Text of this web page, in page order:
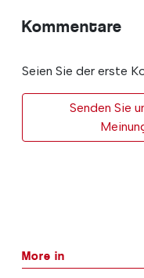
Kommentare
Seien Sie der erste
Senden Sie
More in